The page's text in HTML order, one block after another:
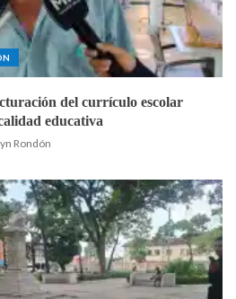
del currículo escolar
educativa
Rondón